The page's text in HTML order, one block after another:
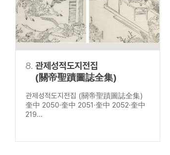
8. 관제성적도지전집
(關帝聖蹟圖誌全集)
관제성적도지전집 (關帝聖蹟圖誌全集)
奎中 2050·奎中 2051·奎中 2052·奎中
219...